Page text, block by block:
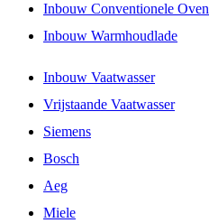
Inbouw Conventionele Oven
Inbouw Warmhoudlade
Inbouw Vaatwasser
Vrijstaande Vaatwasser
Siemens
Bosch
Aeg
Miele